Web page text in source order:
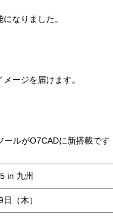
なりました。
ージを届けます。
ルがO7CADに新搭載です
in 九州
（木）